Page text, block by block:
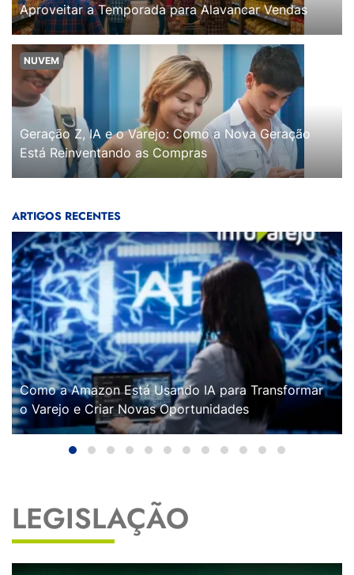
Aproveitar a Temporada para Alavancar Vendas
NUVEM
Geração Z, IA e o Varejo: Como a Nova Geração
Está Reinventando as Compras
ARTIGOS RECENTES
Como a Amazon Está Usando IA para Transformar
o Varejo e Criar Novas Oportunidades
LEGISLAÇÃO